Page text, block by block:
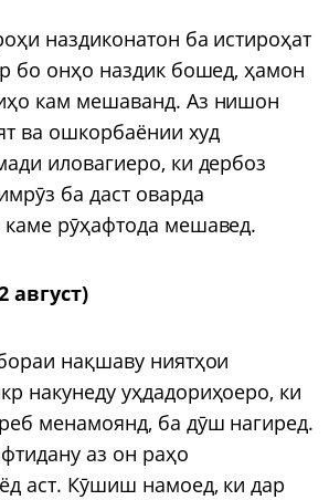
наздиконатон ба истироҳат
бо онҳо наздик бошед, ҳамон
кам мешаванд. Аз нишон
ва ошкорбаёнии худ
иловагиеро, ки дербоз
ба даст оварда
каме рӯҳафтода мешавед.
август)
нақшаву ниятҳои
накунеду уҳдадориҳоеро, ки
менамоянд, ба дӯш нагиред.
аз он раҳо
аст. Кӯшиш намоед, ки дар